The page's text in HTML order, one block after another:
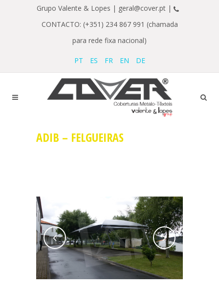
Grupo Valente & Lopes | geral@cover.pt |
CONTACTO: (+351) 234 867 991 (chamada
para rede fixa nacional)
PT ES FR EN DE
ADIB – FELGUEIRAS